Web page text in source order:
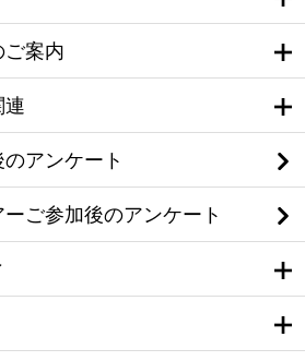
ご案内
連
アンケート
ご参加後のアンケート